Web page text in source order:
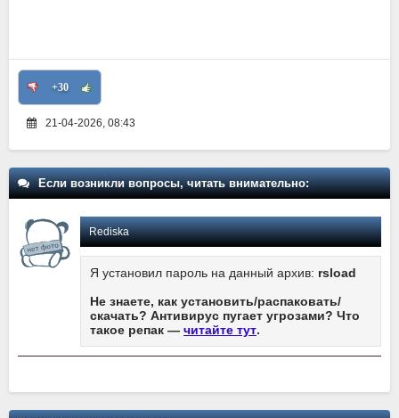
+30
21-04-2026, 08:43
Если возникли вопросы, читать внимательно:
Rediska
Я установил пароль на данный архив: rsload
Не знаете, как установить/распаковать/
скачать? Антивирус пугает угрозами? Что
такое репак — читайте тут.